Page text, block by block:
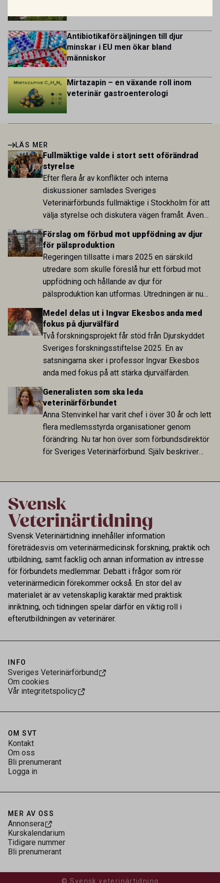
Antibiotikaförsäljningen till djur
minskar i EU men ökar bland
människor
Mirtazapin – en växande roll inom
veterinär gastroenterologi
LÄS MER
Fullmäktige valde i stort sett oförändrad
styrelse
Efter flera år av konflikter och interna
diskussioner samlades Sveriges
Veterinärförbunds fullmäktige i Stockholm för att
välja styrelse och diskutera vägen framåt. Även
om synen på förbundets utveckling skiljde sig åt
var många överens om att arbetet med
förtroende, delaktighet och transparens måste
fortsätta.
Förslag om förbud mot uppfödning av djur
för pälsproduktion
Regeringen tillsatte i mars 2025 en särskild
utredare som skulle föreslå hur ett förbud mot
uppfödning och hållande av djur för
pälsproduktion kan utformas. Utredningen är nu
överlämnad och föreslår att ett förbud införs mot
att föda upp eller hålla djur i huvudsakligt syfte
att djuren eller deras avkomma ska avlivas för
produktion av päls eller skinn. Förbudet föreslås
gälla generellt och omfatta samtliga djurslag.
Medel delas ut i Ingvar Ekesbos anda med
fokus på djurvälfärd
Två forskningsprojekt får stöd från Djurskyddet
Sveriges forskningsstiftelse 2025. En av
satsningarna sker i professor Ingvar Ekesbos
anda med fokus på att stärka djurvälfärden.
Generalisten som ska leda
veterinärförbundet
Anna Stenvinkel har varit chef i över 30 år och lett
flera medlemsstyrda organisationer genom
förändring. Nu tar hon över som förbundsdirektör
för Sveriges Veterinärförbund. Själv beskriver
Svensk Veterinärtidning innehåller information
företrädesvis om veterinärmedicinsk forskning, praktik och
utbildning, samt facklig och annan information av intresse
för förbundets medlemmar. Debatt i frågor som rör
veterinärmedicin förekommer också. En stor del av
materialet är av vetenskaplig karaktär med praktisk
inriktning, och tidningen spelar därför en viktig roll i
efterutbildningen av veterinärer.
INFO
Sveriges Veterinärförbund
Om cookies
Vår integritetspolicy
OM SVT
Kontakt
Om oss
Bli prenumerant
Logga in
MER AV OSS
Annonsera
Kurskalendarium
Tidigare nummer
Bli prenumerant
© Svensk veterinärtidning